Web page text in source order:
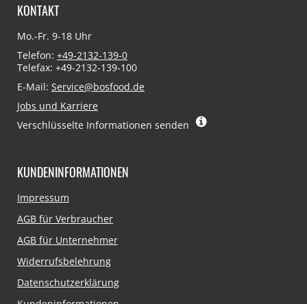
KONTAKT
Mo.-Fr. 9-18 Uhr
Telefon: +49-2132-139-0
Telefax: +49-2132-139-100
E-Mail: Service@bosfood.de
Jobs und Karriere
Verschlüsselte Informationen senden
KUNDENINFORMATIONEN
Navigation
Impressum
AGB für Verbraucher
AGB für Unternehmer
Widerrufsbelehrung
Datenschutzerklärung